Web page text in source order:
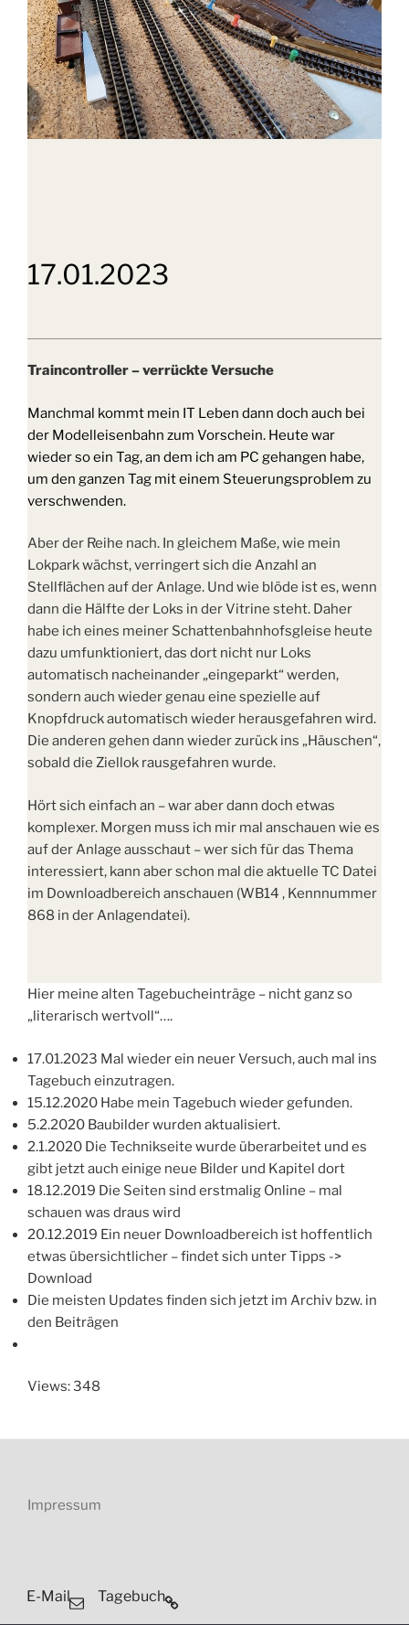
17.01.2023
Traincontroller – verrückte Versuche
Manchmal kommt mein IT Leben dann doch auch bei
der Modelleisenbahn zum Vorschein. Heute war
wieder so ein Tag, an dem ich am PC gehangen habe,
um den ganzen Tag mit einem Steuerungsproblem zu
verschwenden.
Aber der Reihe nach. In gleichem Maße, wie mein
Lokpark wächst, verringert sich die Anzahl an
Stellflächen auf der Anlage. Und wie blöde ist es, wenn
dann die Hälfte der Loks in der Vitrine steht. Daher
habe ich eines meiner Schattenbahnhofsgleise heute
dazu umfunktioniert, das dort nicht nur Loks
automatisch nacheinander „eingeparkt“ werden,
sondern auch wieder genau eine spezielle auf
Knopfdruck automatisch wieder herausgefahren wird.
Die anderen gehen dann wieder zurück ins „Häuschen“,
sobald die Ziellok rausgefahren wurde.
Hört sich einfach an – war aber dann doch etwas
komplexer. Morgen muss ich mir mal anschauen wie es
auf der Anlage ausschaut – wer sich für das Thema
interessiert, kann aber schon mal die aktuelle TC Datei
im Downloadbereich anschauen (WB14 , Kennnummer
868 in der Anlagendatei).
Hier meine alten Tagebucheinträge – nicht ganz so
„literarisch wertvoll“….
17.01.2023 Mal wieder ein neuer Versuch, auch mal ins
Tagebuch einzutragen.
15.12.2020 Habe mein Tagebuch wieder gefunden.
5.2.2020 Baubilder wurden aktualisiert.
2.1.2020 Die Technikseite wurde überarbeitet und es
gibt jetzt auch einige neue Bilder und Kapitel dort
18.12.2019 Die Seiten sind erstmalig Online – mal
schauen was draus wird
20.12.2019 Ein neuer Downloadbereich ist hoffentlich
etwas übersichtlicher – findet sich unter Tipps ->
Download
Die meisten Updates finden sich jetzt im Archiv bzw. in
den Beiträgen
Views: 348
Impressum
E-Mail Tagebuch